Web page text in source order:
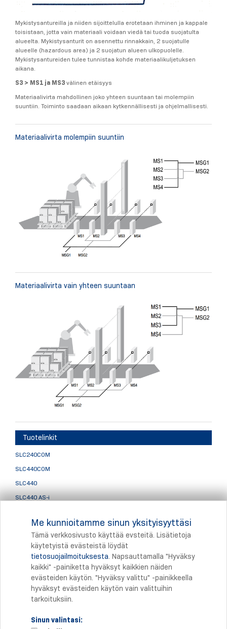
Mykistysantureilla ja niiden sijoittelulla erotetaan ihminen ja kappale
toisistaan, jotta vain materiaali voidaan viedä tai tuoda suojatulta
alueelta. Mykistysanturit on asennettu rinnakkain, 2 suojatulle
alueelle (hazardous area) ja 2 suojatun alueen ulkopuolelle.
Mykistysantureiden tulee tunnistaa kohde materiaalikuljetuksen
aikana.
S3 > MS1 ja MS3 välinen etäisyys
Materiaalivirta mahdollinen joko yhteen suuntaan tai molempiin
suuntiin. Toiminto saadaan aikaan kytkennällisesti ja ohjelmallisesti.
Materiaalivirta molempiin suuntiin
Materiaalivirta vain yhteen suuntaan
Tuotelinkit
SLC240COM
SLC440COM
SLC440
SLC440 AS-i
Valoverhojen lisätarvikkeet
Tulostus
Me kunnioitamme sinun yksityisyyttäsi
Tämä verkkosivusto käyttää evsteitä. Lisätietoja
käytetyistä evästeistä löydät
tietosuojailmoituksesta. Napsauttamalla "Hyväksy
kaikki" -painiketta hyväksyt kaikkien näiden
evästeiden käytön. "Hyväksy valittu" -painikkeella
hyväksyt evästeiden käytön vain valittuihin
tarkoituksiin.
Sinun valintasi: